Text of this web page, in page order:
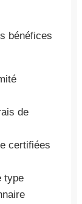
bénéfices
de
certifiées
type